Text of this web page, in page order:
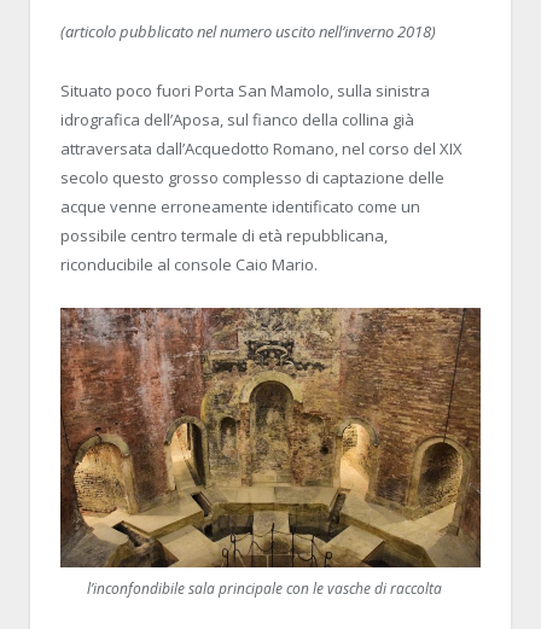
(articolo pubblicato nel numero uscito nell’inverno 2018)
Situato poco fuori Porta San Mamolo, sulla sinistra
idrografica dell’Aposa, sul fianco della collina già
attraversata dall’Acquedotto Romano, nel corso del XIX
secolo questo grosso complesso di captazione delle
acque venne erroneamente identificato come un
possibile centro termale di età repubblicana,
riconducibile al console Caio Mario.
l’inconfondibile sala principale con le vasche di raccolta